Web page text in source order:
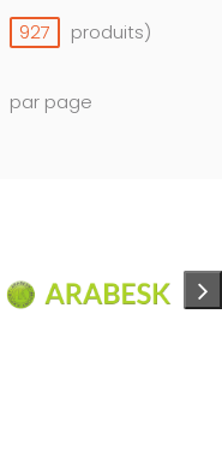
927 produits)
par page